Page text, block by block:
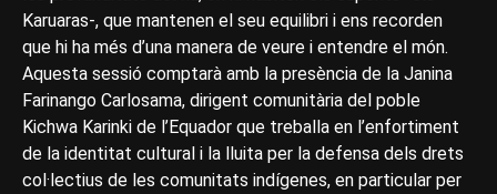
Karuaras-, que mantenen el seu equilibri i ens recorden
que hi ha més d’una manera de veure i entendre el món.
Aquesta sessió comptarà amb la presència de la Janina
Farinango Carlosama, dirigent comunitària del poble
Kichwa Karinki de l’Equador que treballa en l’enfortiment
de la identitat cultural i la lluita per la defensa dels drets
col·lectius de les comunitats indígenes, en particular per